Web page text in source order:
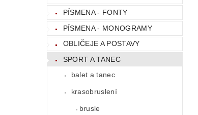
PÍSMENA - FONTY
PÍSMENA - MONOGRAMY
OBLIČEJE A POSTAVY
SPORT A TANEC
balet a tanec
krasobruslení
brusle